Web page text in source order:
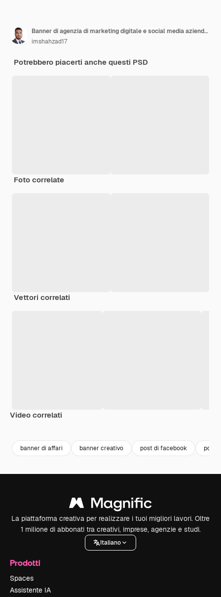
Banner di agenzia di marketing digitale e social media aziendali o modello di post Instagram
imshahzad17
Potrebbero piacerti anche questi PSD
Foto correlate
Vettori correlati
Video correlati
banner di affari banner creativo post di facebook post
La piattaforma creativa per realizzare i tuoi migliori lavori. Oltre
1 milione di abbonati tra creativi, imprese, agenzie e studi.
Italiano
Prodotti
Spaces
Assistente IA